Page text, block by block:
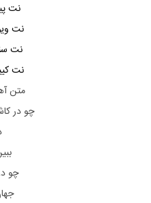
نت
نت
نت
نت
متن
چو در
چو